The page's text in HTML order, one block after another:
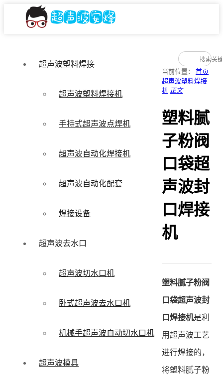
超声波塑料焊接
超声波塑料焊接机
手持式超声波点焊机
超声波自动化焊接机
超声波自动化配套
焊接设备
超声波去水口
超声波切水口机
卧式超声波去水口机
机械手超声波自动切水口机
超声波模具
当前位置： 首页
超声波塑料焊接
机 正文
塑料腻
子粉阀
口袋超
声波封
口焊接
机
塑料腻子粉阀
口袋超声波封
口焊接机是利
用超声波工艺
进行焊接的，
将塑料腻子粉